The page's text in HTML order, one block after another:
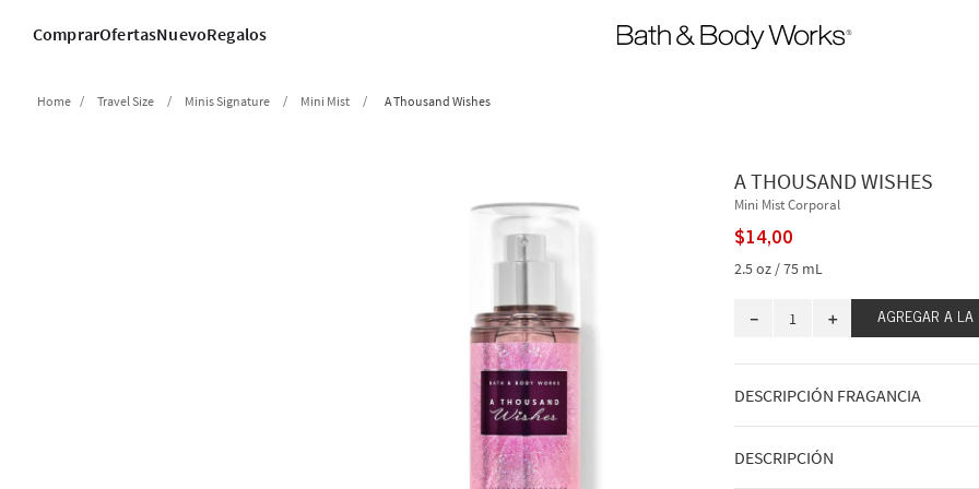
ComprarOfertasNuevoRegalos
Travel Size Minis Signature Mini Mist A Thousand Wishes
A THOUSAND WISHES
Mini Mist Corporal
$14,00
2.5 oz / 75 mL
＋
－ AGREGAR A LA
DESCRIPCIÓN FRAGANCIA
Reconforta tu corazón con esta
si brindaras con una copa de
DESCRIPCIÓN